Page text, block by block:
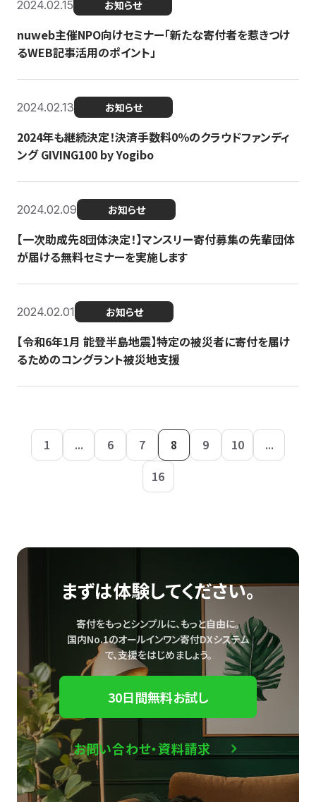
2024.02.15 お知らせ
nuweb主催NPO向けセミナー「新たな寄付者を惹きつけ
るWEB記事活用のポイント」
2024.02.13 お知らせ
2024年も継続決定！決済手数料0％のクラウドファンディ
ング GIVING100 by Yogibo
2024.02.09 お知らせ
【一次助成先8団体決定！】マンスリー寄付募集の先輩団体
が届ける無料セミナーを実施します
2024.02.01 お知らせ
【令和6年1月 能登半島地震】特定の被災者に寄付を届け
るためのコングラント被災地支援
1 ... 6 7 8 9 10
...
16
まずは体験してください。
寄付をもっとシンプルに、もっと自由に。
国内No.1のオールインワン寄付DXシステム
で、支援をはじめましょう。
30日間無料お試し
お問い合わせ・資料請求